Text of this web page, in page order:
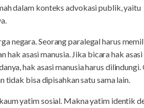
dalam konteks advokasi publik, yaitu
negara. Seorang paralegal harus
hak asasi manusia. Jika bicara hak asasi
hak asasi manusia harus dilindungi.
tidak bisa dipisahkan satu sama lain.
yatim sosial. Makna yatim identik